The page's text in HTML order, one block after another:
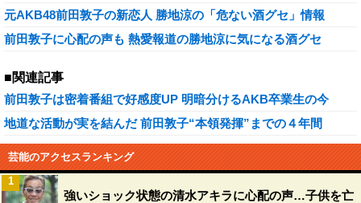
元AKB48前田敦子の新恋人 勝地涼の「危ない酒グセ」情報
前田敦子に心配の声も 熱愛報道の勝地涼に気になる酒グセ
■関連記事
前田敦子は密着番組で好感度UP 明暗分けるAKB卒業生の今
地道な活動が実を結んだ 前田敦子“本領発揮”までの４年間
芸能のアクセスランキング
強いショック状態の清水アキラに心配の声…子供を亡
1